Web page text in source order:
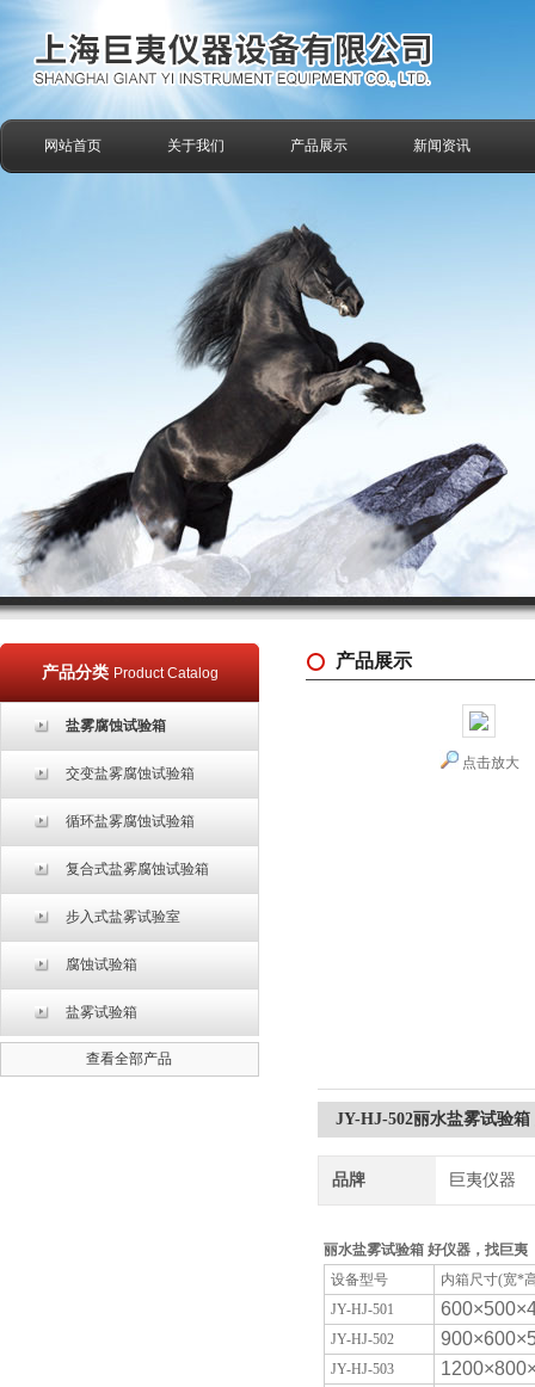
网站首页 关于我们 产品展示 新闻资讯
产品分类 Product Catalog
盐雾腐蚀试验箱
交变盐雾腐蚀试验箱
循环盐雾腐蚀试验箱
复合式盐雾腐蚀试验箱
步入式盐雾试验室
腐蚀试验箱
盐雾试验箱
查看全部产品
产品展示
点击放大
JY-HJ-502丽水盐雾试验
品牌 巨夷仪器
丽水盐雾试验箱 好仪器，找巨夷
设备型号
内箱尺寸(宽*
JY-HJ-501
JY-HJ-502
JY-HJ-503